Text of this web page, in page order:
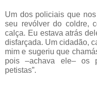
Um dos policiais que
seu revólver do coldre,
calça. Eu estava atrás
disfarçada. Um cidadão,
mim e sugeriu que
pois –achava ele– os
petistas”.